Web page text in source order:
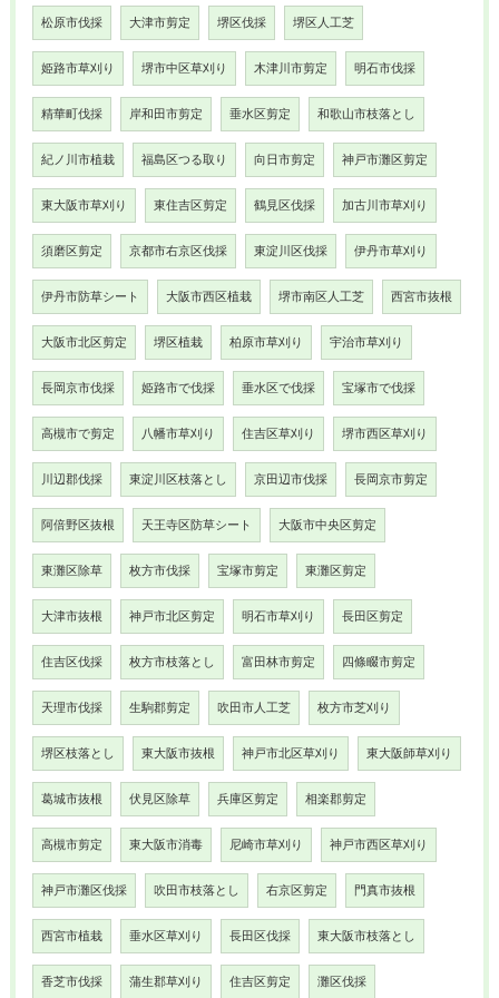
松原市伐採 大津市剪定 堺区伐採 堺区人工芝
姫路市草刈り 堺市中区草刈り 木津川市剪定 明石市伐採
精華町伐採 岸和田市剪定 垂水区剪定 和歌山市枝落とし
紀ノ川市植栽 福島区つる取り 向日市剪定 神戸市灘区剪定
東大阪市草刈り 東住吉区剪定 鶴見区伐採 加古川市草刈り
須磨区剪定 京都市右京区伐採 東淀川区伐採 伊丹市草刈り
伊丹市防草シート 大阪市西区植栽 堺市南区人工芝 西宮市抜根
大阪市北区剪定 堺区植栽 柏原市草刈り 宇治市草刈り
長岡京市伐採 姫路市で伐採 垂水区で伐採 宝塚市で伐採
高槻市で剪定 八幡市草刈り 住吉区草刈り 堺市西区草刈り
川辺郡伐採 東淀川区枝落とし 京田辺市伐採 長岡京市剪定
阿倍野区抜根 天王寺区防草シート 大阪市中央区剪定
東灘区除草 枚方市伐採 宝塚市剪定 東灘区剪定
大津市抜根 神戸市北区剪定 明石市草刈り 長田区剪定
住吉区伐採 枚方市枝落とし 富田林市剪定 四條畷市剪定
天理市伐採 生駒郡剪定 吹田市人工芝 枚方市芝刈り
堺区枝落とし 東大阪市抜根 神戸市北区草刈り 東大阪師草刈り
葛城市抜根 伏見区除草 兵庫区剪定 相楽郡剪定
高槻市剪定 東大阪市消毒 尼崎市草刈り 神戸市西区草刈り
神戸市灘区伐採 吹田市枝落とし 右京区剪定 門真市抜根
西宮市植栽 垂水区草刈り 長田区伐採 東大阪市枝落とし
香芝市伐採 蒲生郡草刈り 住吉区剪定 灘区伐採